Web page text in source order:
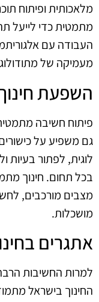
מלאכותית ופיתוח
מתמטית כדי לייעל
העבודה עם
מעמיקה של
השפעת
פיתוח חשיבה
גם משפיע על
לוגית, לפתור בעיות
בכל תחום. חינוך
מצבים מורכבים,
מושכלות.
אתגרים
למרות החשיבות
החינוך בישראל